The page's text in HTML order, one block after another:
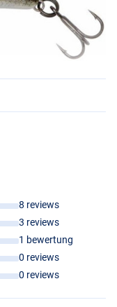
8 reviews
3 reviews
1 bewertung
0 reviews
0 reviews